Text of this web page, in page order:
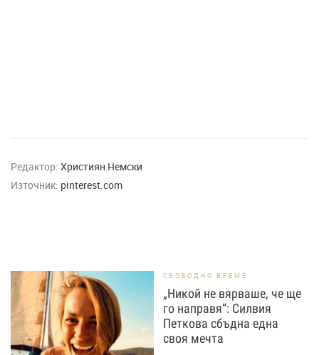
Редактор: Християн Немски
Източник: pinterest.com
СВОБОДНО ВРЕМЕ
„Никой не вярваше, че ще
го направя“: Силвия
Петкова сбъдна една
своя мечта